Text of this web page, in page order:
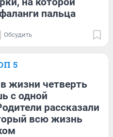
пальца
Обсудить
5
жизни четверть
с одной
рассказали
всю жизнь